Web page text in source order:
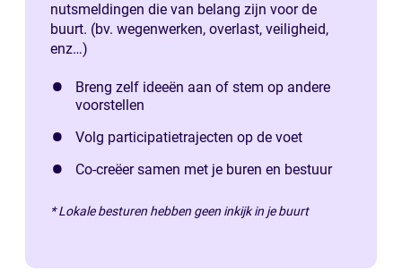
nutsmeldingen die van belang zijn voor de
buurt. (bv. wegenwerken, overlast, veiligheid,
enz…)
Breng zelf ideeën aan of stem op andere
voorstellen
Volg participatietrajecten op de voet
Co-creëer samen met je buren en bestuur
* Lokale besturen hebben geen inkijk in je buurt